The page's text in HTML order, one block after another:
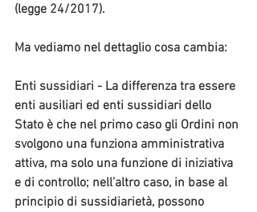
(legge 24/2017).
Ma vediamo nel dettaglio cosa cambia:
Enti sussidiari - La differenza tra essere
enti ausiliari ed enti sussidiari dello
Stato è che nel primo caso gli Ordini non
svolgono una funziona amministrativa
attiva, ma solo una funzione di iniziativa
e di controllo; nell’altro caso, in base al
principio di sussidiarietà, possono